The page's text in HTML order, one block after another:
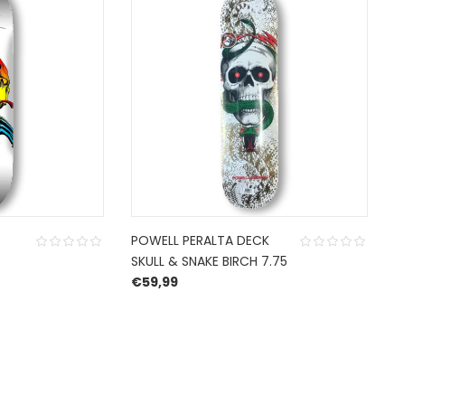
POWELL PERALTA DECK
SKULL & SNAKE BIRCH 7.75
€59,99